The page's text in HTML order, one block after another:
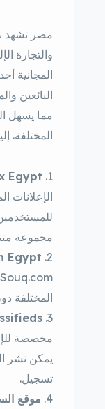
مصر تشهد
والتجارة
المجانية
البائعين
مما يسهل
المختلفة.
Egypt:
الإعلانات
مجموعة
Egypt:
المختلفة
مخصصة
يمكن نشر
تسجيل.
موقع